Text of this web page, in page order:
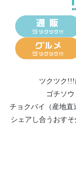
ツクツク!!!
ゴチソウ
チョクバイ（産地直
シェアし合う おす